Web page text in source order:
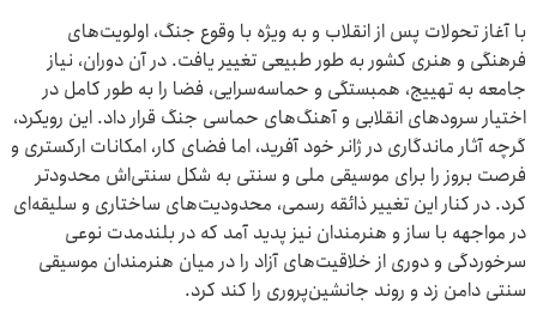
با آغاز تحولات پس از انقلاب و به ویژه با وقوع جنگ، اولویت‌های
فرهنگی و هنری کشور به طور طبیعی تغییر یافت. در آن دوران، نیاز
جامعه به تهییج، همبستگی و حماسه‌سرایی، فضا را به طور کامل در
اختیار سرودهای انقلابی و آهنگ‌های حماسی جنگ قرار داد. این رویکرد،
گرچه آثار ماندگاری در ژانر خود آفرید، اما فضای کار، امکانات ارکستری و
فرصت بروز را برای موسیقی ملی و سنتی به شکل سنتی‌اش محدودتر
کرد. در کنار این تغییر ذائقه رسمی، محدودیت‌های ساختاری و سلیقه‌ای
در مواجهه با ساز و هنرمندان نیز پدید آمد که در بلندمدت نوعی
سرخوردگی و دوری از خلاقیت‌های آزاد را در میان هنرمندان موسیقی
سنتی دامن زد و روند جانشین‌پروری را کند کرد.